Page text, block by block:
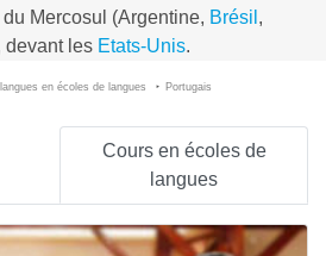
Mercosul (Argentine, Brésil ,
devant les Etats-Unis.
en écoles de langues Portugais
Cours en écoles de
langues